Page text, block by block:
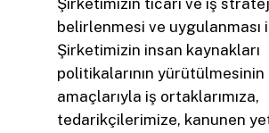
Şirketimizin ticari ve iş
belirlenmesi ve uygulanması
Şirketimizin insan kaynakları
politikalarının
amaçlarıyla iş ortaklarımıza,
tedarikçilerimize, kanunen